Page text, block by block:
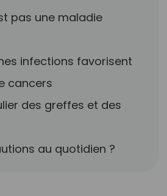
pas une maladie
infections favorisent
cancers
des greffes et des
au quotidien ?